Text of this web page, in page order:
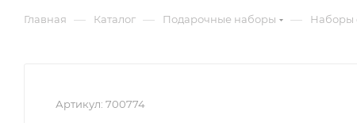
Главная — Каталог — Подарочные наборы — Наборы
Артикул: 700774